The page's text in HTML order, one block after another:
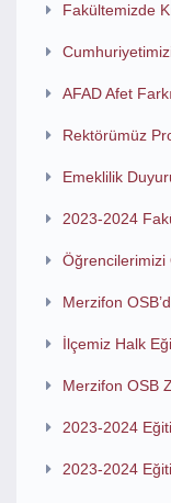
Fakültemizde
AFAD Afet
Rektörümüz
Emeklilik
2023-2024
Öğrencilerimizi
Merzifon
İlçemiz Halk
Merzifon OSB
2023-2024
2023-2024